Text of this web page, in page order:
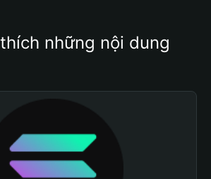
những nội dung